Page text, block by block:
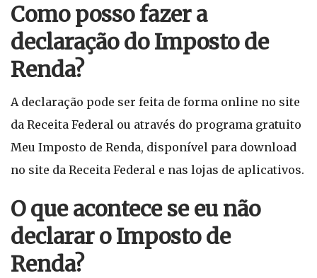
Como posso fazer a
declaração do Imposto de
Renda?
A declaração pode ser feita de forma online no site
da Receita Federal ou através do programa gratuito
Meu Imposto de Renda, disponível para download
no site da Receita Federal e nas lojas de aplicativos.
O que acontece se eu não
declarar o Imposto de
Renda?